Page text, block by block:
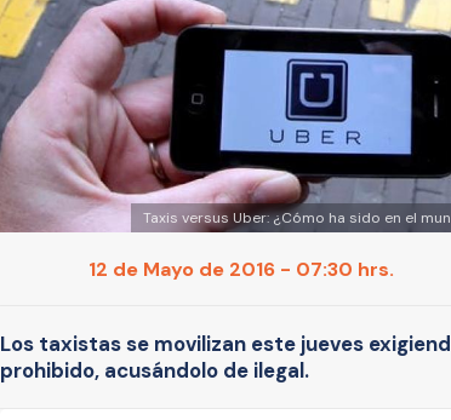
Taxis versus Uber: ¿Cómo ha sido en el
12 de Mayo de 2016 - 07:30 hrs.
Los taxistas se movilizan este jueves
prohibido, acusándolo de ilegal.